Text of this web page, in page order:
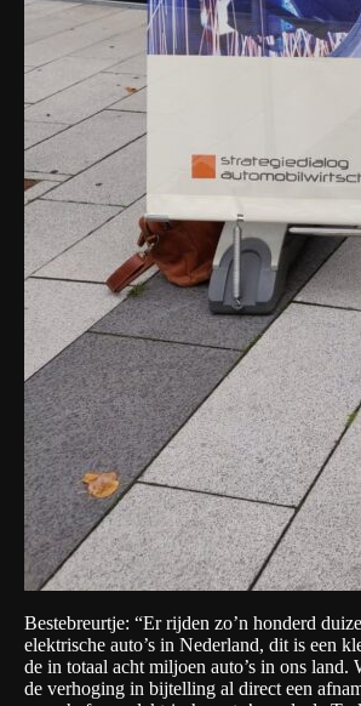
Bestebreurtje: “Er rijden zo’n honderd
elektrische auto’s in Nederland, dit is een
de in totaal acht miljoen auto’s in ons land.
de verhoging in bijtelling al direct een